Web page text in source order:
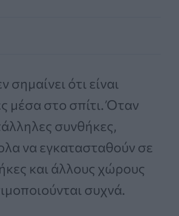
ότι είναι
μέσα στο σπίτι. Όταν
συνθήκες,
να εγκατασταθούν σε
και άλλους χώρους
συχνά.